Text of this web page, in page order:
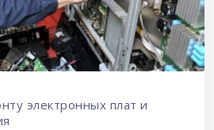
электронных плат и